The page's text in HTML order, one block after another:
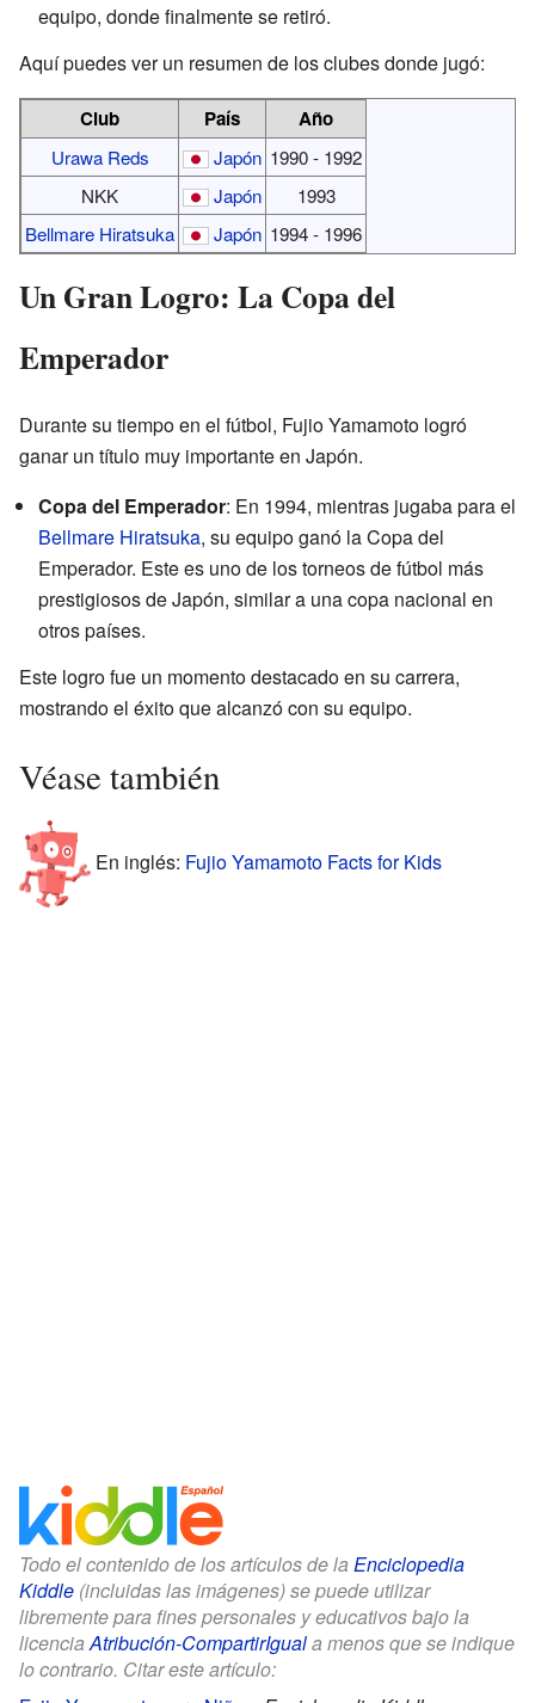
equipo, donde finalmente se retiró.
Aquí puedes ver un resumen de los clubes donde jugó:
Club País Año
Urawa Reds Japón 1990 - 1992
NKK
Japón
1993
Bellmare Hiratsuka
Japón 1994 - 1996
Un Gran Logro: La Copa del
Emperador
Durante su tiempo en el fútbol, Fujio Yamamoto logró
ganar un título muy importante en Japón.
Copa del Emperador: En 1994, mientras jugaba para el
Bellmare Hiratsuka, su equipo ganó la Copa del
Emperador. Este es uno de los torneos de fútbol más
prestigiosos de Japón, similar a una copa nacional en
otros países.
Este logro fue un momento destacado en su carrera,
mostrando el éxito que alcanzó con su equipo.
Véase también
En inglés: Fujio Yamamoto Facts for Kids
Todo el contenido de los artículos de la Enciclopedia
Kiddle (incluidas las imágenes) se puede utilizar
libremente para fines personales y educativos bajo la
licenciaAtribución-CompartirIguala menos que se indique
lo contrario. Citar este artículo: